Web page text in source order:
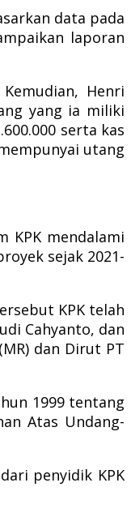
data pada
laporan
Kemudian, Henri
yang ia miliki
serta kas
utang
KPK mendalami
sejak 2021-
KPK telah
Cahyanto, dan
dan Dirut PT
1999 tentang
Atas Undang-
penyidik KPK